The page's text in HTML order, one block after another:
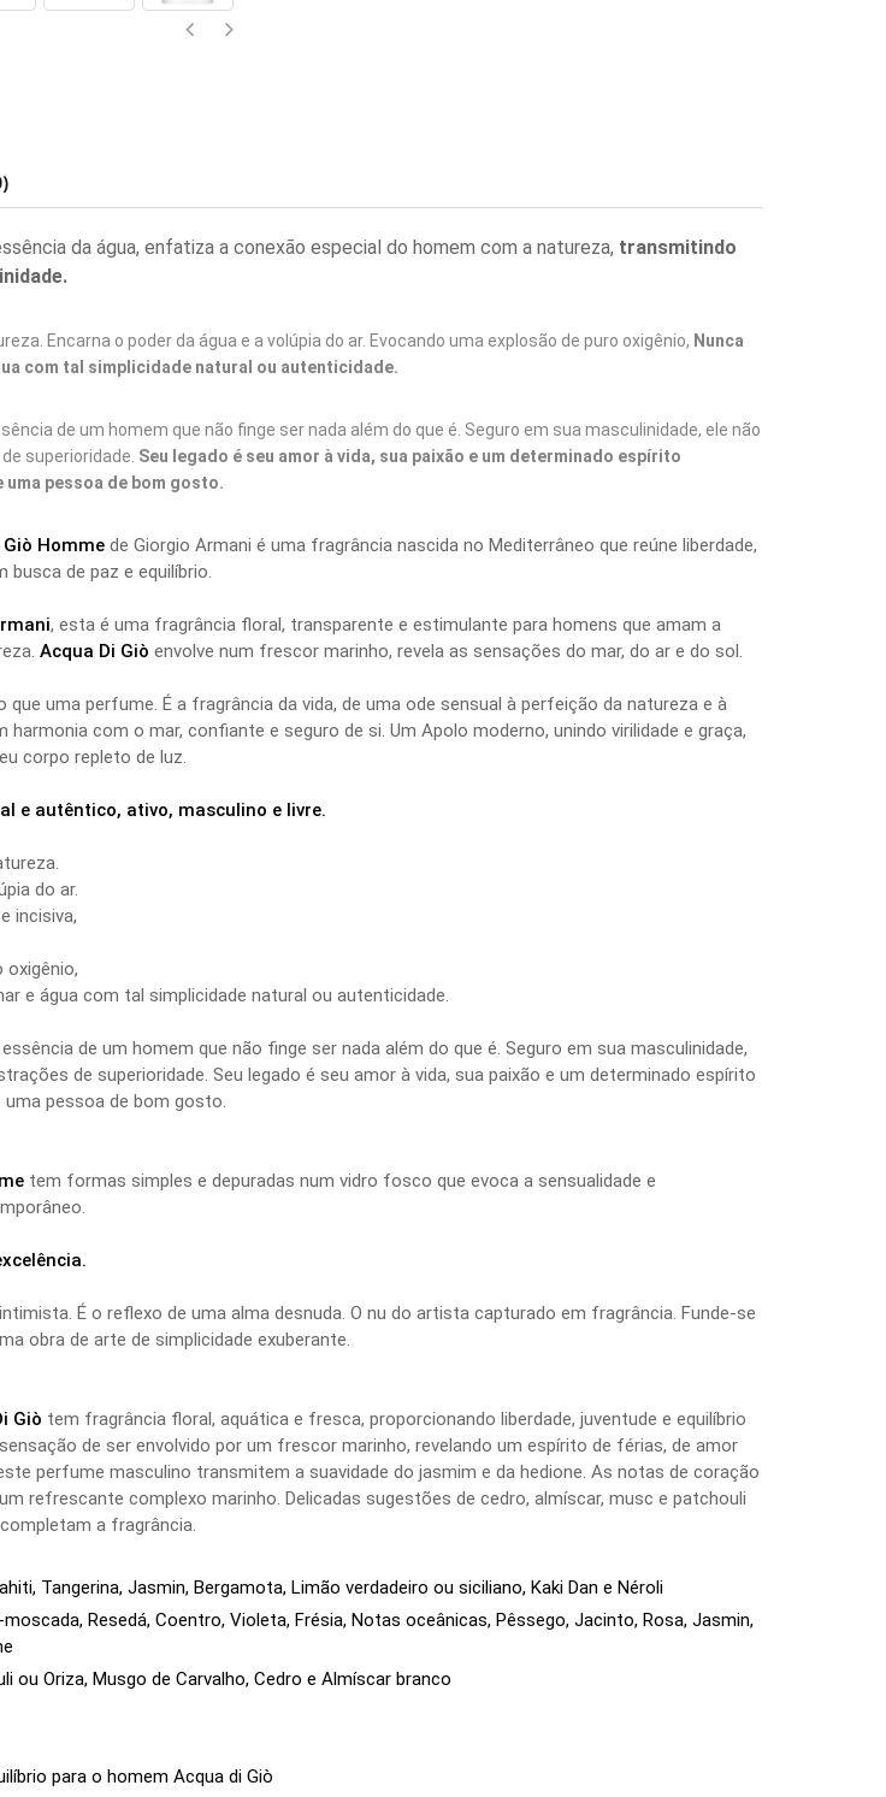
da água, enfatiza a conexão especial do homem com a natureza, transmitindo
Encarna o poder da água e a volúpia do ar. Evocando uma explosão de puro oxigênio, Nunca
com tal simplicidade natural ou autenticidade.
de um homem que não finge ser nada além do que é. Seguro em sua masculinidade, ele não
superioridade. Seu legado é seu amor à vida, sua paixão e um determinado espírito
uma pessoa de bom gosto.
Hommede Giorgio Armani é uma fragrância nascida no Mediterrâneo que reúne liberdade,
busca de paz e equilíbrio.
, esta é uma fragrância floral, transparente e estimulante para homens que amam a
Acqua Di Giò envolve num frescor marinho, revela as sensações do mar, do ar e do sol.
que uma perfume. É a fragrância da vida, de uma ode sensual à perfeição da natureza e à
harmonia com o mar, confiante e seguro de si. Um Apolo moderno, unindo virilidade e graça,
corpo repleto de luz.
e autêntico, ativo, masculino e livre.
do ar.
incisiva,
oxigênio,
e água com tal simplicidade natural ou autenticidade.
de um homem que não finge ser nada além do que é. Seguro em sua masculinidade,
de superioridade. Seu legado é seu amor à vida, sua paixão e um determinado espírito
uma pessoa de bom gosto.
tem formas simples e depuradas num vidro fosco que evoca a sensualidade e
É o reflexo de uma alma desnuda. O nu do artista capturado em fragrância. Funde-se
obra de arte de simplicidade exuberante.
Giò tem fragrância floral, aquática e fresca, proporcionando liberdade, juventude e equilíbrio
de ser envolvido por um frescor marinho, revelando um espírito de férias, de amor
perfume masculino transmitem a suavidade do jasmim e da hedione. As notas de coração
refrescante complexo marinho. Delicadas sugestões de cedro, almíscar, musc e patchouli
a fragrância.
Tangerina, Jasmin, Bergamota, Limão verdadeiro ou siciliano, Kaki Dan e Néroli
Resedá, Coentro, Violeta, Frésia, Notas oceânicas, Pêssego, Jacinto, Rosa, Jasmin,
ou Oriza, Musgo de Carvalho, Cedro e Almíscar branco
para o homem Acqua di Giò